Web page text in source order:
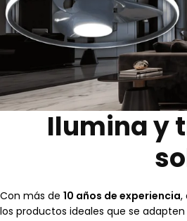
Ilumina y
Con más de10 años de experiencia,
los productos ideales que se